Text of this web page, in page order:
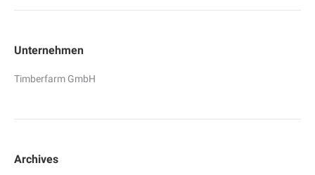
Unternehmen
Timberfarm GmbH
Archives